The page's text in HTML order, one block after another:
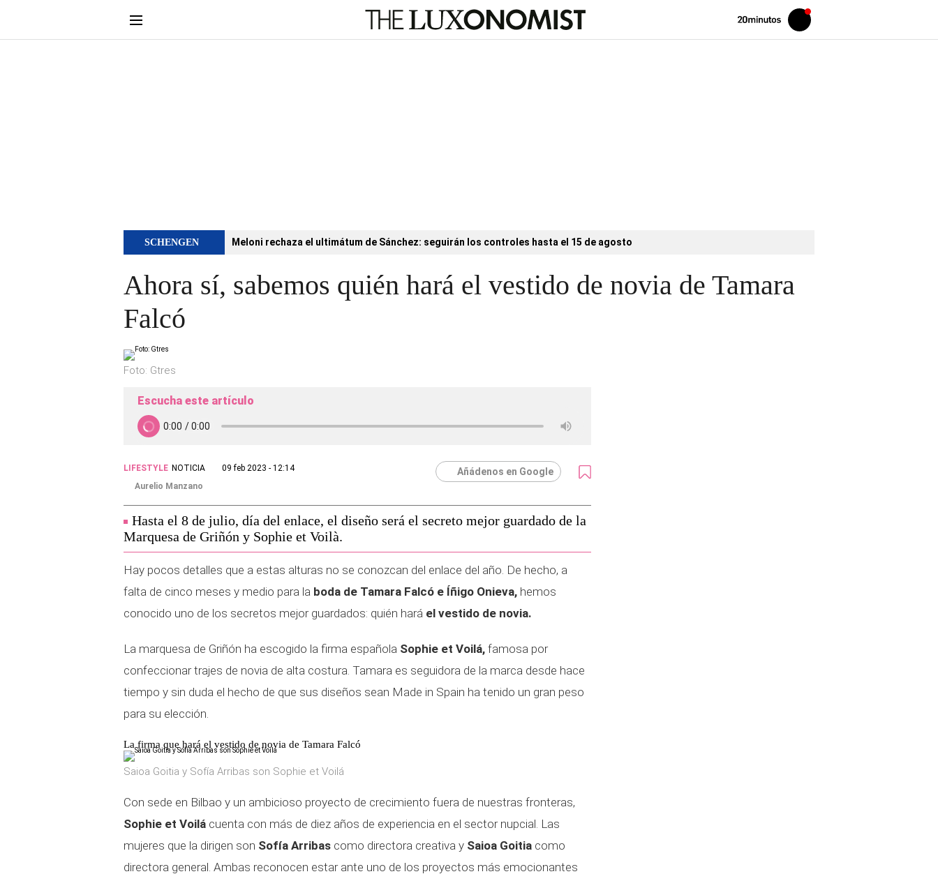
Volver
Iniciar
sesión
SCHENGEN Meloni rechaza el ultimátum de Sánchez: seguirán los controles hasta el 15 de agosto
Ahora sí, sabemos quién hará el vestido de novia de Tamara
Falcó
Foto: Gtres
Escucha este artículo
LIFESTYLE NOTICIA
09 feb 2023 - 12:14
Aurelio Manzano
Añádenos en Google
Hasta el 8 de julio, día del enlace, el diseño será el secreto mejor guardado de la
Marquesa de Griñón y Sophie et Voilà.
Hay pocos detalles que a estas alturas no se conozcan del enlace del año. De hecho, a
falta de cinco meses y medio para la boda de Tamara Falcó e Íñigo Onieva, hemos
conocido uno de los secretos mejor guardados: quién hará el vestido de novia.
La marquesa de Griñón ha escogido la firma española Sophie et Voilá, famosa por
confeccionar trajes de novia de alta costura. Tamara es seguidora de la marca desde hace
tiempo y sin duda el hecho de que sus diseños sean Made in Spain ha tenido un gran peso
para su elección.
La firma que hará el vestido de novia de Tamara Falcó
Saioa Goitia y Sofía Arribas son Sophie et Voilá
Con sede en Bilbao y un ambicioso proyecto de crecimiento fuera de nuestras fronteras,
Sophie et Voilá cuenta con más de diez años de experiencia en el sector nupcial. Las
mujeres que la dirigen son Sofía Arribas como directora creativa y Saioa Goitia como
directora general. Ambas reconocen estar ante uno de los proyectos más emocionantes